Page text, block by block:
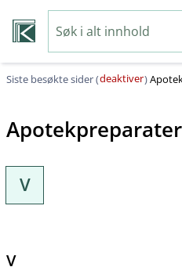
Siste besøkte sider (deaktiver)
Apotekpreparater
V
V